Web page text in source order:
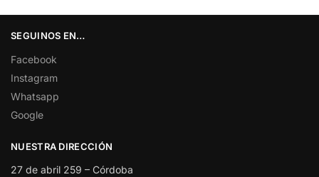
SEGUINOS EN…
Facebook
Instagram
Whatsapp
Google
NUESTRA DIRECCIÓN
27 de abril 259 – Córdoba